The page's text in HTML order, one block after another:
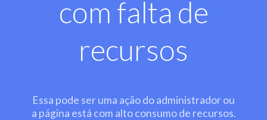
com falta de
recursos
Essa pode ser uma ação do administrador ou
a página está com alto consumo de recursos.